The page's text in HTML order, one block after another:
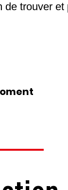
trouver et